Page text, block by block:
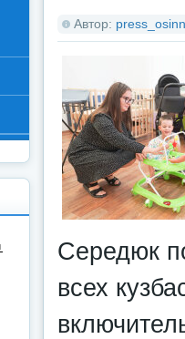
Автор:
Середюк
всех